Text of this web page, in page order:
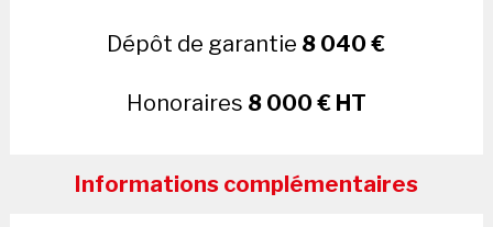
Dépôt de garantie 8 040 €
Honoraires 8 000 € HT
Informations complémentaires